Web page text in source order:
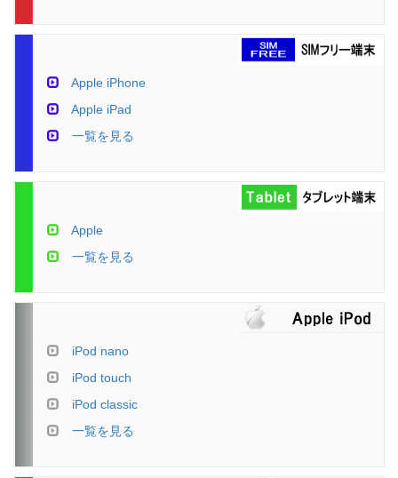
Apple iPhone
Apple iPad
一覧を見る
Apple
一覧を見る
iPod nano
iPod touch
iPod classic
一覧を見る